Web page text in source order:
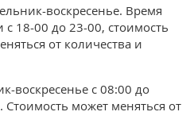
воскресенье. Время
с 18-00 до 23-00, стоимость
от количества и
воскресенье с 08:00 до
Стоимость может меняться от